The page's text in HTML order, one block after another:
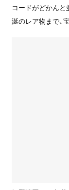
コードがどかん
涎のレア物まで、